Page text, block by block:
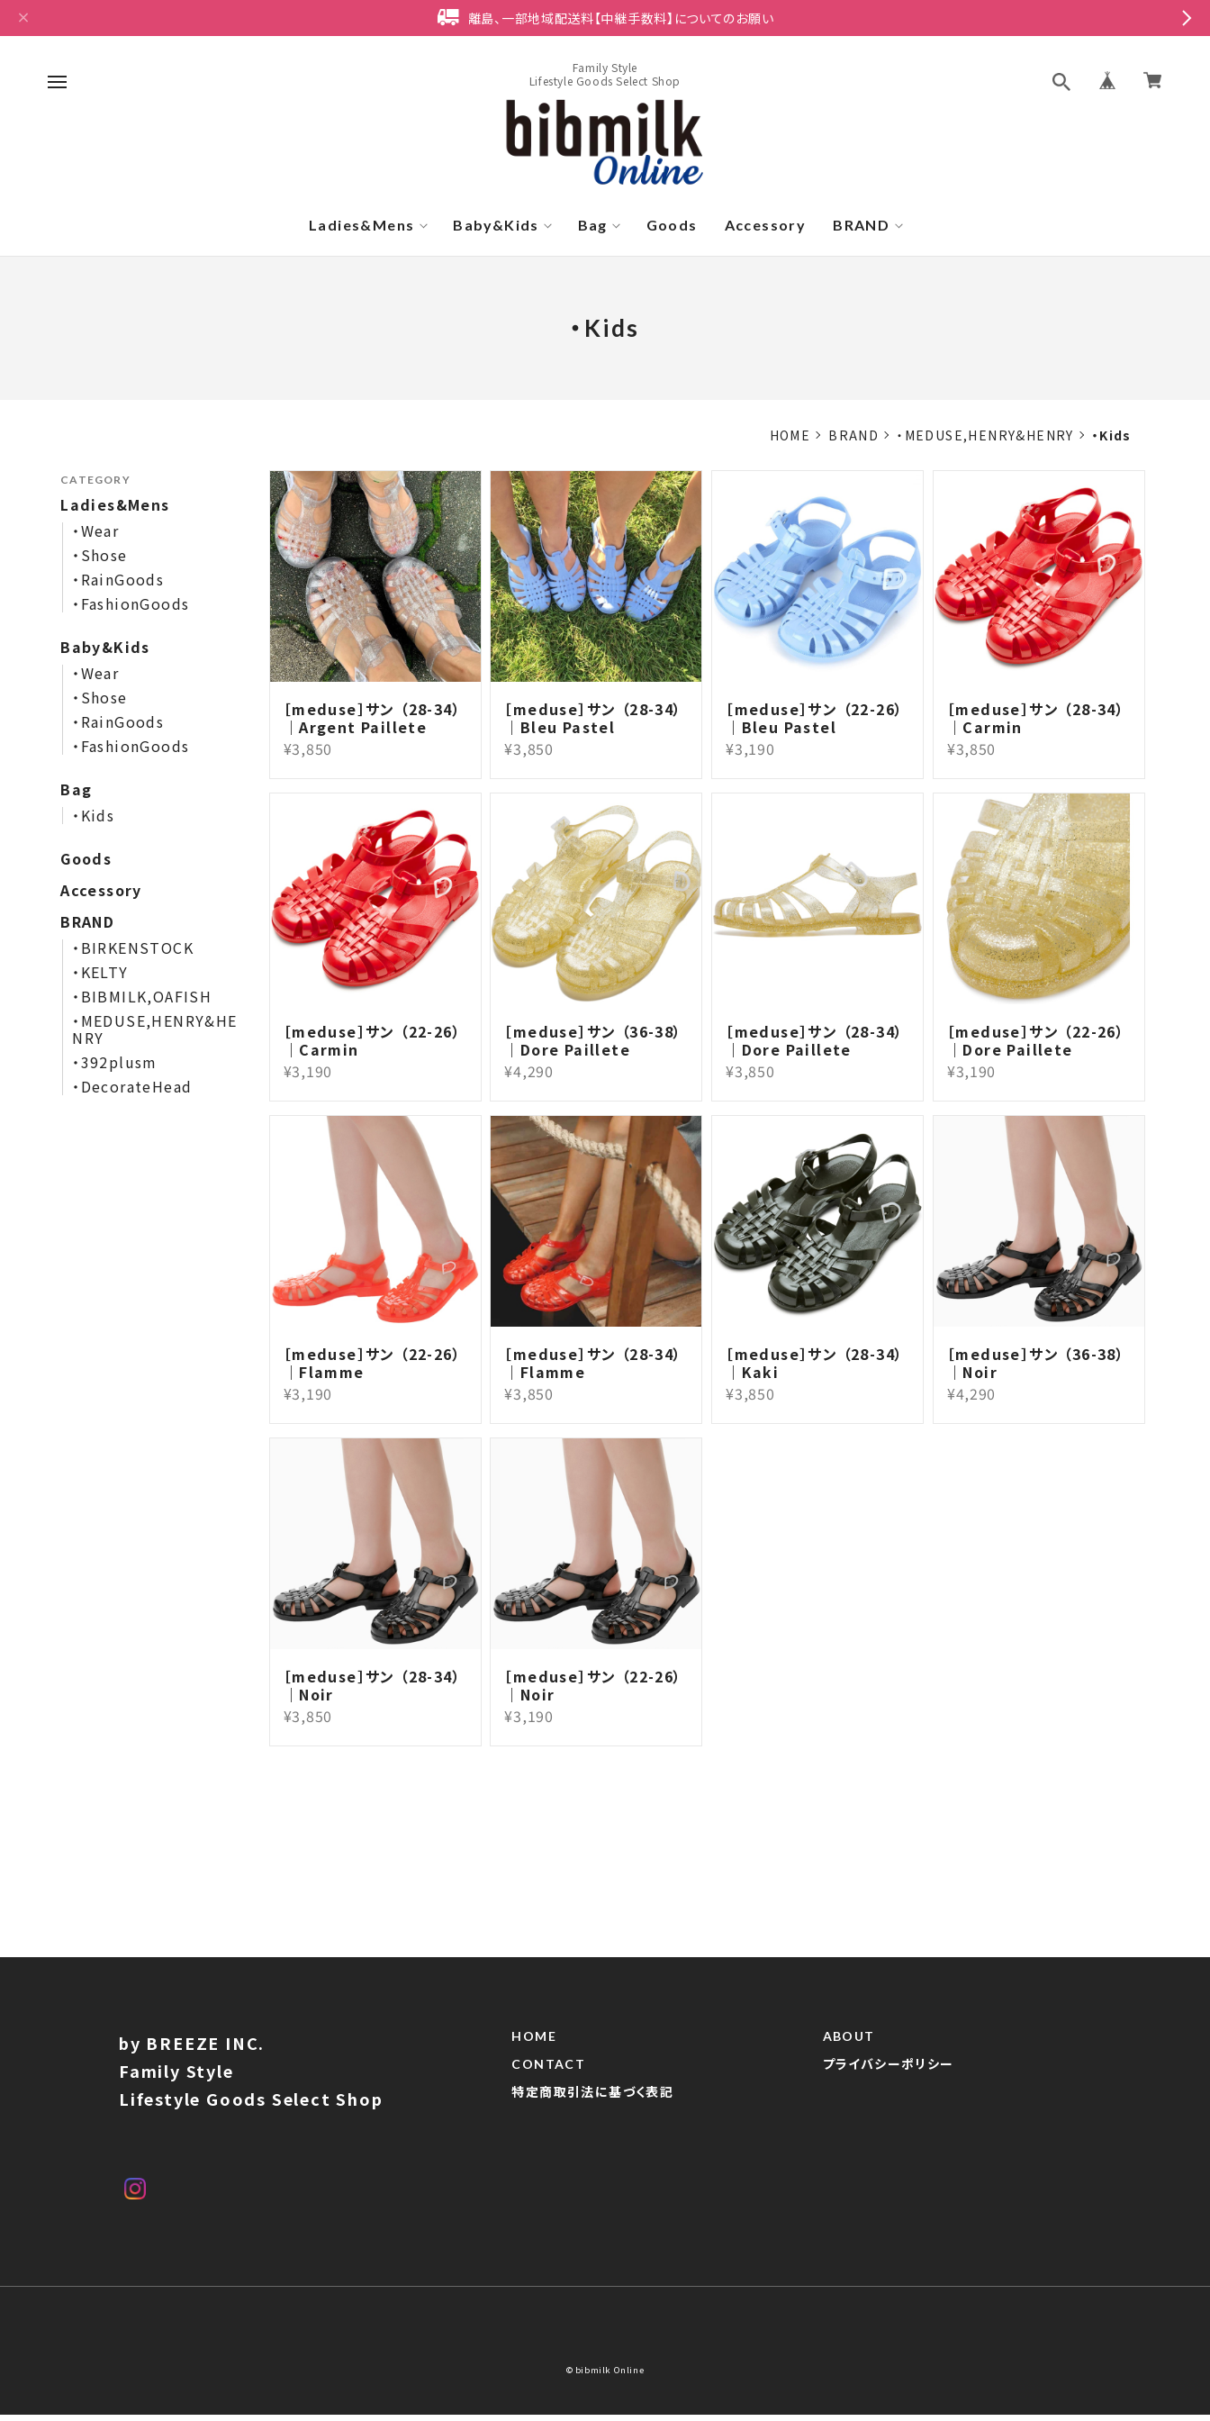
離島、一部地域配送料【中継手数料】についてのお願い
Family Style
Lifestyle Goods Select Shop
Ladies&Mens Baby&Kids Bag Goods Accessory BRAND
・Kids
HOME BRAND ・MEDUSE,HENRY&HENRY ・Kids
［meduse］サン （28-34）
｜Argent Paillete
¥3,850
［meduse］サン （28-34）
｜Bleu Pastel
¥3,850
［meduse］サン （22-26）
｜Bleu Pastel
¥3,190
［meduse］サン （28-34）
｜Carmin
¥3,850
［meduse］サン （22-26）
｜Carmin
¥3,190
［meduse］サン （36-38）
｜Dore Paillete
¥4,290
［meduse］サン （28-34）
｜Dore Paillete
¥3,850
［meduse］サン （22-26）
｜Dore Paillete
¥3,190
［meduse］サン （22-26）
｜Flamme
¥3,190
［meduse］サン （28-34）
｜Flamme
¥3,850
［meduse］サン （28-34）
｜Kaki
¥3,850
［meduse］サン （36-38）
｜Noir
¥4,290
［meduse］サン （28-34）
｜Noir
¥3,850
［meduse］サン （22-26）
｜Noir
¥3,190
CATEGORY
Ladies&Mens
・Wear
・Shose
・RainGoods
・FashionGoods
Baby&Kids
・Wear
・Shose
・RainGoods
・FashionGoods
Bag
・Kids
Goods
Accessory
BRAND
・BIRKENSTOCK
・KELTY
・BIBMILK,OAFISH
・MEDUSE,HENRY&HE
NRY
・392plusm
・DecorateHead
by BREEZE INC.
Family Style
Lifestyle Goods Select Shop
HOME
ABOUT
CONTACT
プライバシーポリシー
特定商取引法に基づく表記
© bibmilk Online